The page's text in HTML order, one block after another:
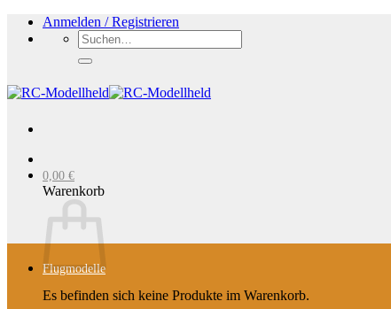
Zum
Inhalt
Anmelden / Registrieren
Suchen
nach:
0,00 €
Warenkorb
Es befinden sich keine Produkte im Warenkorb.
Flugmodelle